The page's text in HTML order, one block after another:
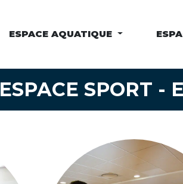
ESPACE AQUATIQUE
ESPACE SPORT -